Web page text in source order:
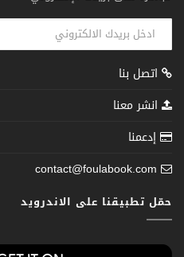
اتصل بنا
انشر معنا
إدعمنا
contact@foulabook.com
حمّل تطبيقنا على الاندرويد